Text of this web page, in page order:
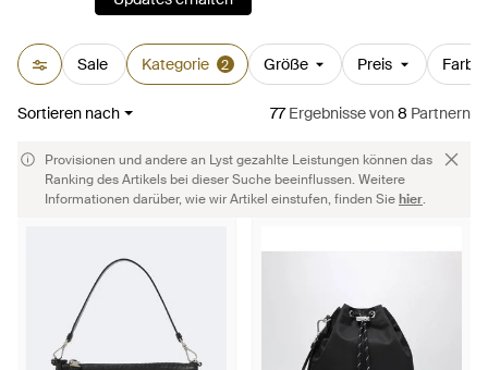
Sale Kategorie 2 Größe Preis Farbe
Sortieren nach 77Ergebnissevon8 Partnern
Provisionen und andere an Lyst gezahlte Leistungen können das
Ranking des Artikels bei dieser Suche beeinflussen. Weitere
Informationen darüber, wie wir Artikel einstufen, finden Siehier.